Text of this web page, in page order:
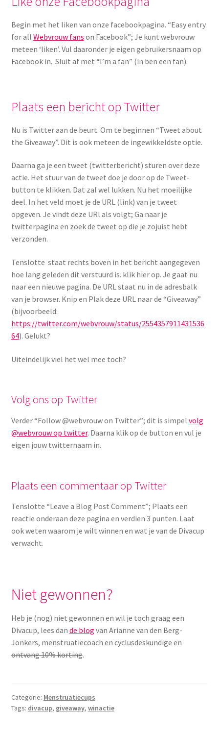
Begin met het liken van onze facebookpagina. “Easy entry
for all Webvrouw fans on Facebook”; Je kunt webvrouw
meteen ‘liken’. Vul daaronder je eigen gebruikersnaam op
Facebook in. Sluit af met “I’m a fan” (in ben een fan).
Plaats een bericht op Twitter
Nu is Twitter aan de beurt. Om te beginnen “Tweet about
the Giveaway”. Dit is ook meteen de ingewikkeldste optie.
Daarna ga je een tweet (twitterbericht) sturen over deze
actie. Het stuur van de tweet doe je door op de Tweet-
button te klikken. Dat zal wel lukken. Nu het moeilijke
deel. In het veld moet je de URL (link) van je tweet
opgeven. Je vindt deze URl als volgt; Ga naar je
twitterpagina en zoek de tweet op die je zojuist hebt
verzonden.
Tenslotte staat rechts boven in het bericht aangegeven
hoe lang geleden dit verstuurd is. klik hier op. Je gaat nu
naar een nieuwe pagina. De URL staat nu in de adresbalk
van je browser. Knip en Plak deze URL naar de “Giveaway”
(bijvoorbeeld:
https://twitter.com/webvrouw/status/2554357911431536
64). Gelukt?
Uiteindelijk viel het wel mee toch?
Volg ons op Twitter
Verder “Follow @webvrouw on Twitter”; dit is simpel volg
@webvrouw op twitter. Daarna klik op de button en vul je
eigen jouw twitternaam in.
Plaats een commentaar op Twitter
Tenslotte “Leave a Blog Post Comment”; Plaats een
reactie onderaan deze pagina en verdien 3 punten. Laat
ook weten waarom je wilt winnen en wat je van de Divacup
verwacht.
Niet gewonnen?
Heb je (nog) niet gewonnen en wil je toch graag een
Divacup, lees dan de blog van Arianne van den Berg-
Jonkers, menstruatiecoach en cyclusdeskundige en
ontvang 10% korting.
Categorie: Menstruatiecups
Tags: divacup, giveaway, winactie